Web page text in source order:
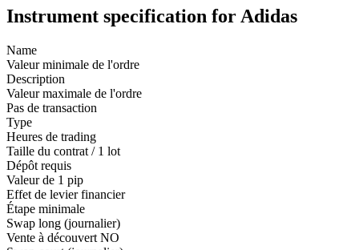
Instrument specification for Adidas
Name
Valeur minimale de l'ordre
Description
Valeur maximale de l'ordre
Pas de transaction
Type
Heures de trading
Taille du contrat / 1 lot
Dépôt requis
Valeur de 1 pip
Effet de levier financier
Étape minimale
Swap long (journalier)
Vente à découvert NO